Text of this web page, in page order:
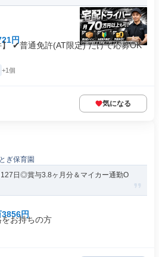
円
✔普通免許(AT限定) だけで応募OK
+1個
気になる
ぎ保育園
日◎賞与3.8ヶ月分＆マイカー通勤O
円
お持ちの方